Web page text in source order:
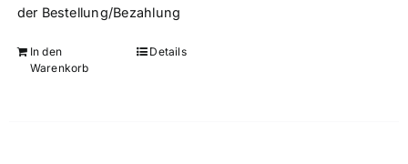
der Bestellung/Bezahlung
In den
Warenkorb
Details